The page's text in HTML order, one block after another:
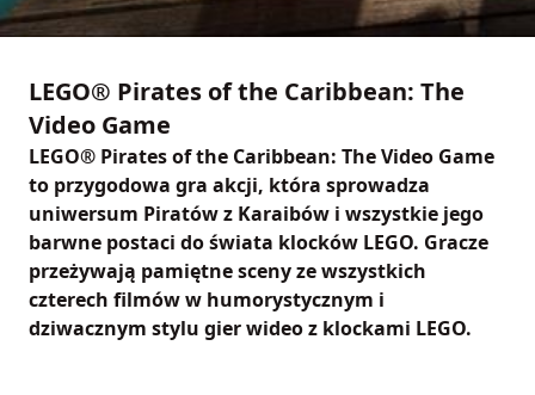
LEGO® Pirates of the Caribbean: The
Video Game
LEGO® Pirates of the Caribbean: The Video Game
to przygodowa gra akcji, która sprowadza
uniwersum Piratów z Karaibów i wszystkie jego
barwne postaci do świata klocków LEGO. Gracze
przeżywają pamiętne sceny ze wszystkich
czterech filmów w humorystycznym i
dziwacznym stylu gier wideo z klockami LEGO.